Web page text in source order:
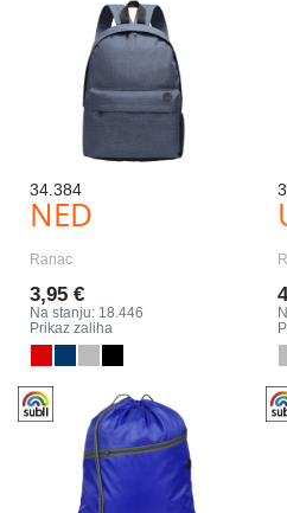
34.384
NED
Ranac
3,95 €
Na stanju: 18.446
Prikaz zaliha